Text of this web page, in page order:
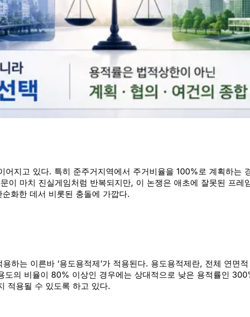
지고 있다. 특히 준주거지역에서 주거비율을 100%로 계획하는
이 마치 진실게임처럼 반복되지만, 이 논쟁은 애초에 잘못된 프
화한 데서 비롯된 충돌에 가깝다.
하는 이른바 ‘용도용적제’가 적용된다. 용도용적제란, 전체 연면
의 비율이 80% 이상인 경우에는 상대적으로 낮은 용적률인
적용될 수 있도록 하고 있다.